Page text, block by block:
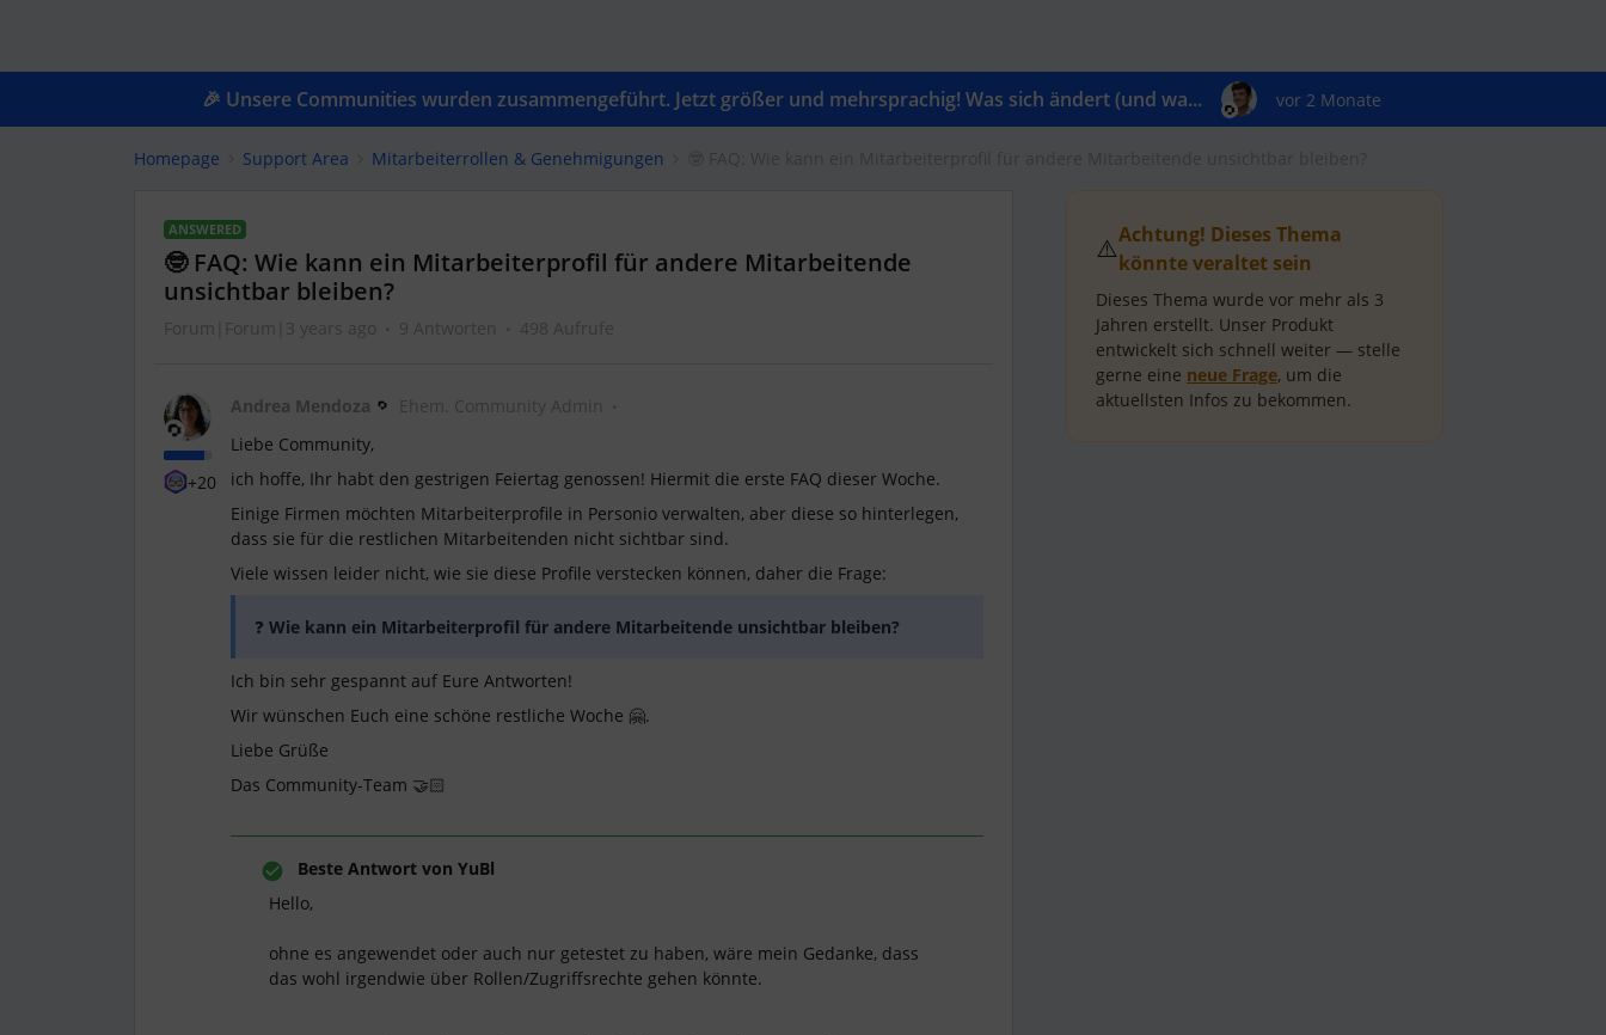
🎉 Unsere Communities wurden zusammengeführt. Jetzt größer und mehrsprachig! Was sich ändert (und wa... vor 2 Monate
Homepage Support Area Mitarbeiterrollen & Genehmigungen
ANSWERED
🤓 FAQ: Wie kann ein Mitarbeiterprofil für andere Mitarbeitende
unsichtbar bleiben?
Forum|Forum|3 years ago 9 Antworten 498 Aufrufe
+20
Andrea Mendoza
Ehem. Community Admin
Liebe Community,
ich hoffe, Ihr habt den gestrigen Feiertag genossen! Hiermit die erste FAQ dieser Woche.
Einige Firmen möchten Mitarbeiterprofile in Personio verwalten, aber diese so hinterlegen,
dass sie für die restlichen Mitarbeitenden nicht sichtbar sind.
Viele wissen leider nicht, wie sie diese Profile verstecken können, daher die Frage:
❓ Wie kann ein Mitarbeiterprofil für andere Mitarbeitende unsichtbar bleiben?
Ich bin sehr gespannt auf Eure Antworten!
Wir wünschen Euch eine schöne restliche Woche 🤗.
Liebe Grüße
Das Community-Team 🤝🏻
Beste Antwort von YuBl
Hello,
ohne es angewendet oder auch nur getestet zu haben, wäre mein Gedanke, dass
das wohl irgendwie über Rollen/Zugriffsrechte gehen könnte.
⚠️Achtung! Dieses Thema
könnte veraltet sein
Dieses Thema wurde vor mehr als 3
Jahren erstellt. Unser Produkt
entwickelt sich schnell weiter — stelle
gerne eine neue Frage, um die
aktuellsten Infos zu bekommen.